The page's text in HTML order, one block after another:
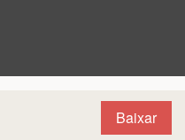
Baixar